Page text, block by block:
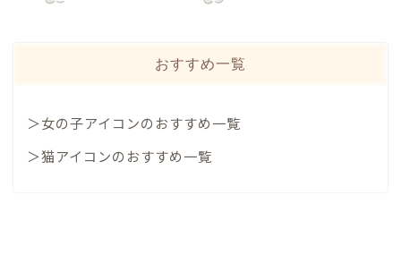
おすすめ一覧
＞女の子アイコンのおすすめ一覧
＞猫アイコンのおすすめ一覧